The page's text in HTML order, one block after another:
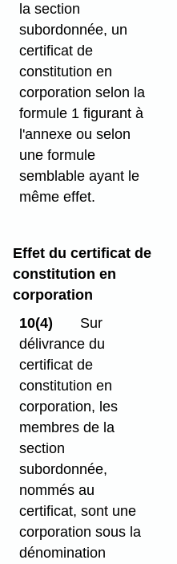
la section
subordonnée, un
certificat de
constitution en
corporation selon la
formule 1 figurant à
l'annexe ou selon
une formule
semblable ayant le
même effet.
Effet du certificat de
constitution en
corporation
10(4)
Sur
délivrance du
certificat de
constitution en
corporation, les
membres de la
section
subordonnée,
nommés au
certificat, sont une
corporation sous la
dénomination